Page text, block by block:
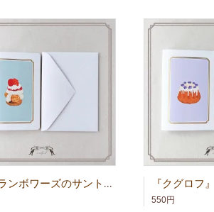
『フランボワーズのサントノーレ』グリーティングカード
550円